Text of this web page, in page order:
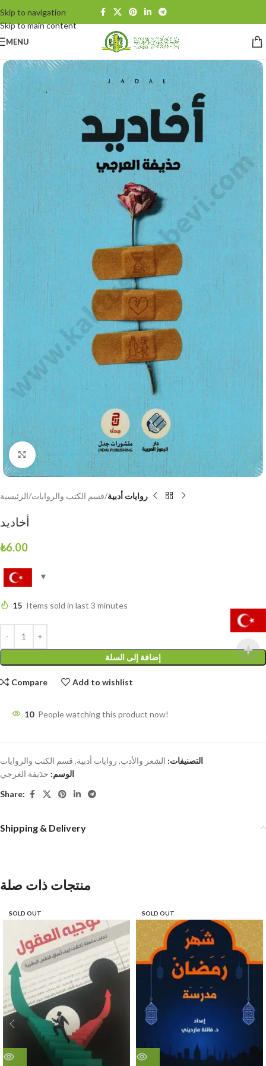
Skip to navigation
Skip to main content
MENU
Click to enlarge
الرئيسية قسم الكتب والروايات روايات أدبية
أخاديد
₺6.00
15 Items sold in last 3 minutes
إضافة إلى السلة
Compare Add to wishlist
10 People watching this product now!
التصنيفات: الشعر والأدب, روايات أدبية, قسم الكتب والروايات
الوسم: حذيفة العرجي
Share:
Shipping & Delivery
منتجات ذات صلة
SOLD OUT SOLD OUT